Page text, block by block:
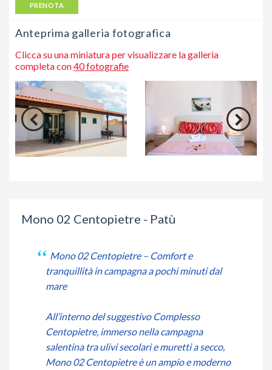
PRENOTA
Anteprima galleria fotografica
Clicca su una miniatura per visualizzare la galleria
completa con40 fotografie
Mono 02 Centopietre - Patù
Mono 02 Centopietre – Comfort e
tranquillità in campagna a pochi minuti dal
mare
All’interno del suggestivo Complesso
Centopietre, immerso nella campagna
salentina tra ulivi secolari e muretti a secco,
Mono 02 Centopietre è un ampio e moderno